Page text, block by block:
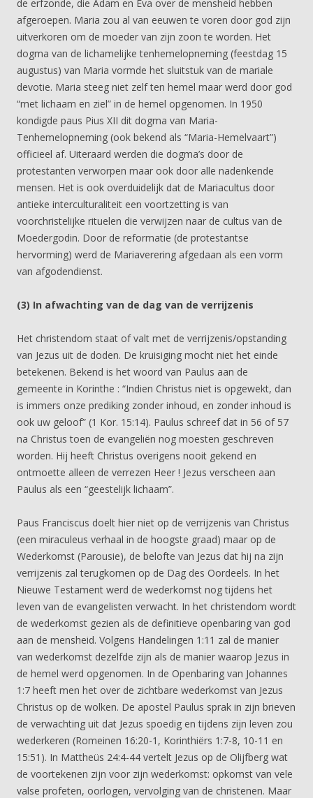
de erfzonde, die Adam en Eva over de mensheid hebben
afgeroepen. Maria zou al van eeuwen te voren door god zijn
uitverkoren om de moeder van zijn zoon te worden. Het
dogma van de lichamelijke tenhemelopneming (feestdag 15
augustus) van Maria vormde het sluitstuk van de mariale
devotie. Maria steeg niet zelf ten hemel maar werd door god
“met lichaam en ziel” in de hemel opgenomen. In 1950
kondigde paus Pius XII dit dogma van Maria-
Tenhemelopneming (ook bekend als “Maria-Hemelvaart”)
officieel af. Uiteraard werden die dogma’s door de
protestanten verworpen maar ook door alle nadenkende
mensen. Het is ook overduidelijk dat de Mariacultus door
antieke interculturaliteit een voortzetting is van
voorchristelijke rituelen die verwijzen naar de cultus van de
Moedergodin. Door de reformatie (de protestantse
hervorming) werd de Mariaverering afgedaan als een vorm
van afgodendienst.
(3) In afwachting van de dag van de verrijzenis
Het christendom staat of valt met de verrijzenis/opstanding
van Jezus uit de doden. De kruisiging mocht niet het einde
betekenen. Bekend is het woord van Paulus aan de
gemeente in Korinthe : “Indien Christus niet is opgewekt, dan
is immers onze prediking zonder inhoud, en zonder inhoud is
ook uw geloof” (1 Kor. 15:14). Paulus schreef dat in 56 of 57
na Christus toen de evangeliën nog moesten geschreven
worden. Hij heeft Christus overigens nooit gekend en
ontmoette alleen de verrezen Heer ! Jezus verscheen aan
Paulus als een “geestelijk lichaam”.
Paus Franciscus doelt hier niet op de verrijzenis van Christus
(een miraculeus verhaal in de hoogste graad) maar op de
Wederkomst (Parousie), de belofte van Jezus dat hij na zijn
verrijzenis zal terugkomen op de Dag des Oordeels. In het
Nieuwe Testament werd de wederkomst nog tijdens het
leven van de evangelisten verwacht. In het christendom wordt
de wederkomst gezien als de definitieve openbaring van god
aan de mensheid. Volgens Handelingen 1:11 zal de manier
van wederkomst dezelfde zijn als de manier waarop Jezus in
de hemel werd opgenomen. In de Openbaring van Johannes
1:7 heeft men het over de zichtbare wederkomst van Jezus
Christus op de wolken. De apostel Paulus sprak in zijn brieven
de verwachting uit dat Jezus spoedig en tijdens zijn leven zou
wederkeren (Romeinen 16:20-1, Korinthiërs 1:7-8, 10-11 en
15:51). In Mattheüs 24:4-44 vertelt Jezus op de Olijfberg wat
de voortekenen zijn voor zijn wederkomst: opkomst van vele
valse profeten, oorlogen, vervolging van de christenen. Maar